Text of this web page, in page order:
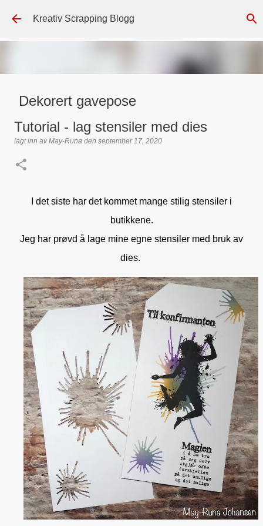
Gå til hovedinnhold
Kreativ Scrapping Blogg
Dekorert gavepose
GAVEPOSE / POSEKORT
Tutorial - lag stensiler med dies
lagt inn avMay-Runa den september 17, 2020
I det siste har det kommet mange stilig stensiler i
butikkene.
Jeg har prøvd å lage mine egne stensiler med bruk av
dies.